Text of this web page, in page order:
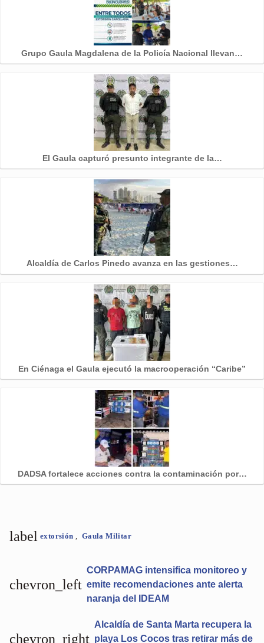
Grupo Gaula Magdalena de la Policía Nacional llevan…
El Gaula capturó presunto integrante de la…
Alcaldía de Carlos Pinedo avanza en las gestiones…
En Ciénaga el Gaula ejecutó la macrooperación “Caribe”
DADSA fortalece acciones contra la contaminación por…
label extorsión , Gaula Militar
chevron_left
CORPAMAG intensifica monitoreo y
emite recomendaciones ante alerta
naranja del IDEAM
Alcaldía de Santa Marta recupera la
playa Los Cocos tras retirar más de
chevron_right